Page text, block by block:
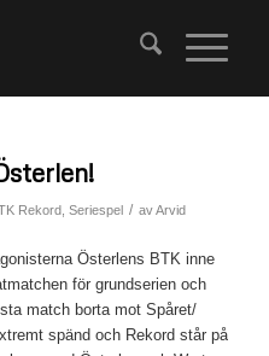
Rekord, Seriespel / avArvid
Österlens BTK inne
för grundserien och
match borta mot Spåret/
spänd och Rekord står på